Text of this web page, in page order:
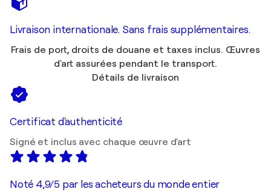
Livraison internationale. Sans frais supplémentaires.
Frais de port, droits de douane et taxes inclus. Œuvres
d'art assurées pendant le transport.
Détails de livraison
Certificat d'authenticité
Signé et inclus avec chaque œuvre d'art
Noté 4,9/5 par les acheteurs du monde entier